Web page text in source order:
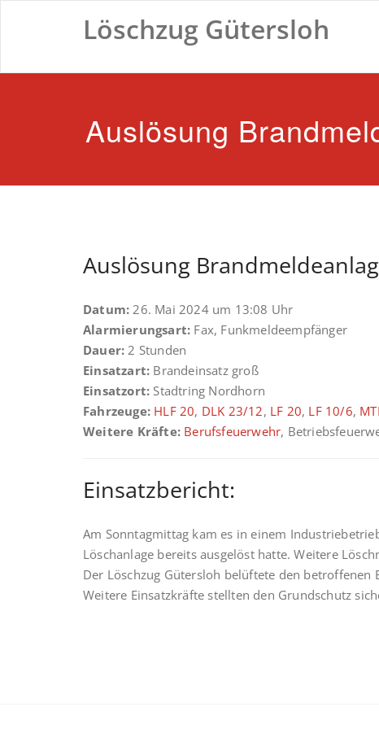
Löschzug Gütersloh
Auslösung
Auslösung
Datum: 26. Mai 2024 um 13:08 Uhr
Alarmierungsart: Fax, Funkmeldeempfänger
Dauer: 2 Stunden
Einsatzart: Brandeinsatz groß
Einsatzort: Stadtring Nordhorn
Fahrzeuge: HLF 20, DLK 23/12, LF 20, LF 10/6,
Weitere Kräfte: Berufsfeuerwehr,
Einsatzbericht:
Am Sonntagmittag kam es in einem
Löschanlage bereits ausgelöst hatte. Weitere
Der Löschzug Gütersloh belüftete den betroffenen
Weitere Einsatzkräfte stellten den Grundschutz